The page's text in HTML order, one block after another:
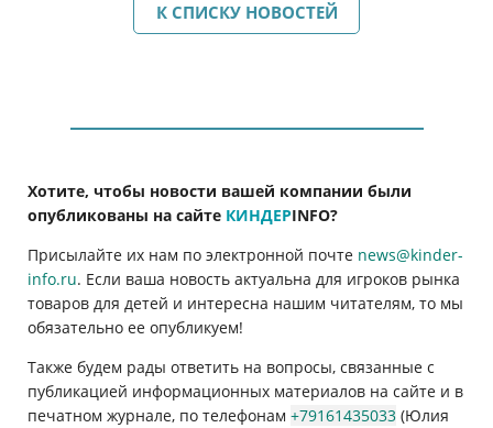
К СПИСКУ НОВОСТЕЙ
Хотите, чтобы новости вашей компании были
опубликованы на сайте КИНДЕРINFO?
Присылайте их нам по электронной почте news@kinder-
info.ru. Если ваша новость актуальна для игроков рынка
товаров для детей и интересна нашим читателям, то мы
обязательно ее опубликуем!
Также будем рады ответить на вопросы, связанные с
публикацией информационных материалов на сайте и в
печатном журнале, по телефонам +79161435033 (Юлия